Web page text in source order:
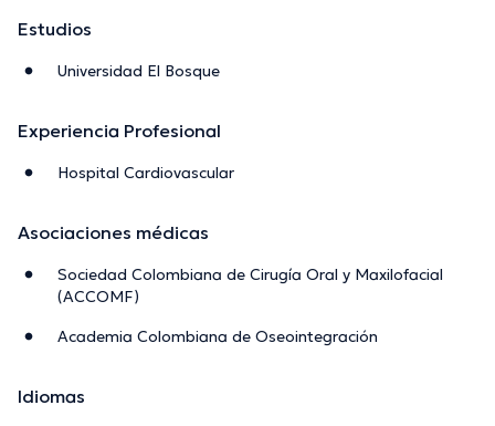
Estudios
Universidad El Bosque
Experiencia Profesional
Hospital Cardiovascular
Asociaciones médicas
Sociedad Colombiana de Cirugía Oral y Maxilofacial
(ACCOMF)
Academia Colombiana de Oseointegración
Idiomas